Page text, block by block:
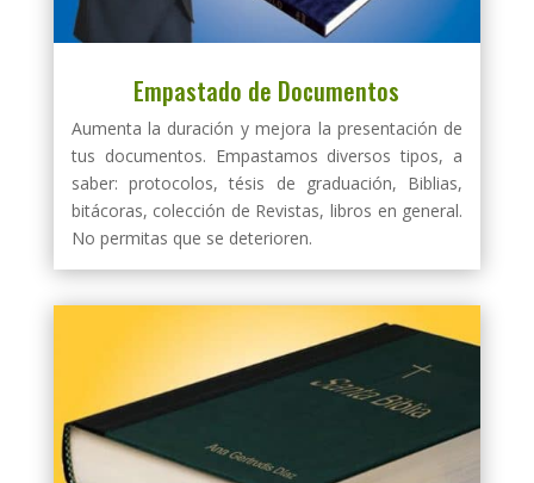
Empastado de Documentos
Aumenta la duración y mejora la presentación de
tus documentos. Empastamos diversos tipos, a
saber: protocolos, tésis de graduación, Biblias,
bitácoras, colección de Revistas, libros en general.
No permitas que se deterioren.